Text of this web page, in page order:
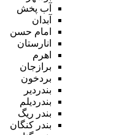
آب پخش
آبدان
امام حسن
انارستان
اهرم
برازجان
بردخون
بندردیر
بندردیلم
بندر ریگ
بندر کنگان